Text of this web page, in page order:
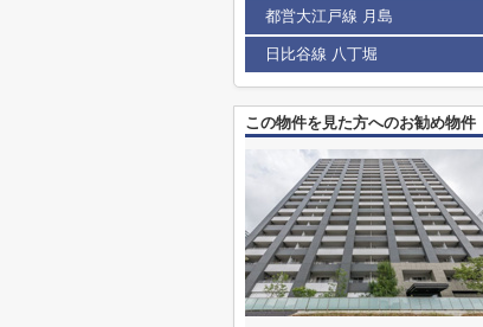
都営大江戸線 月島
日比谷線 八丁堀
この物件を見た方へのお勧め物件